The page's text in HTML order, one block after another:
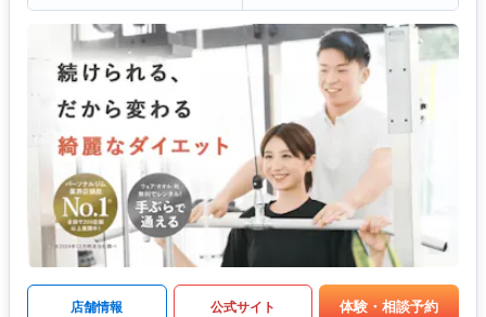
店舗情報 公式サイト 体験・相談予約